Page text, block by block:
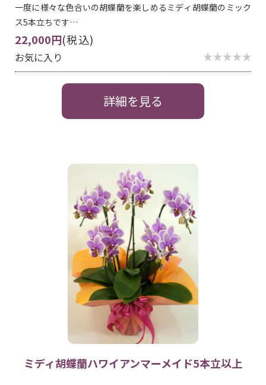
一度に様々な色合いの胡蝶蘭を楽しめるミディ胡蝶蘭のミック
ス5本立ちです…
22,000円(税込)
お気に入り
詳細を見る
ミディ胡蝶蘭ハワイアンマーメイド5本立以上